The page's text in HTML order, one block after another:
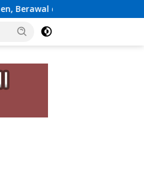
Lewat Aplikasi Kencan